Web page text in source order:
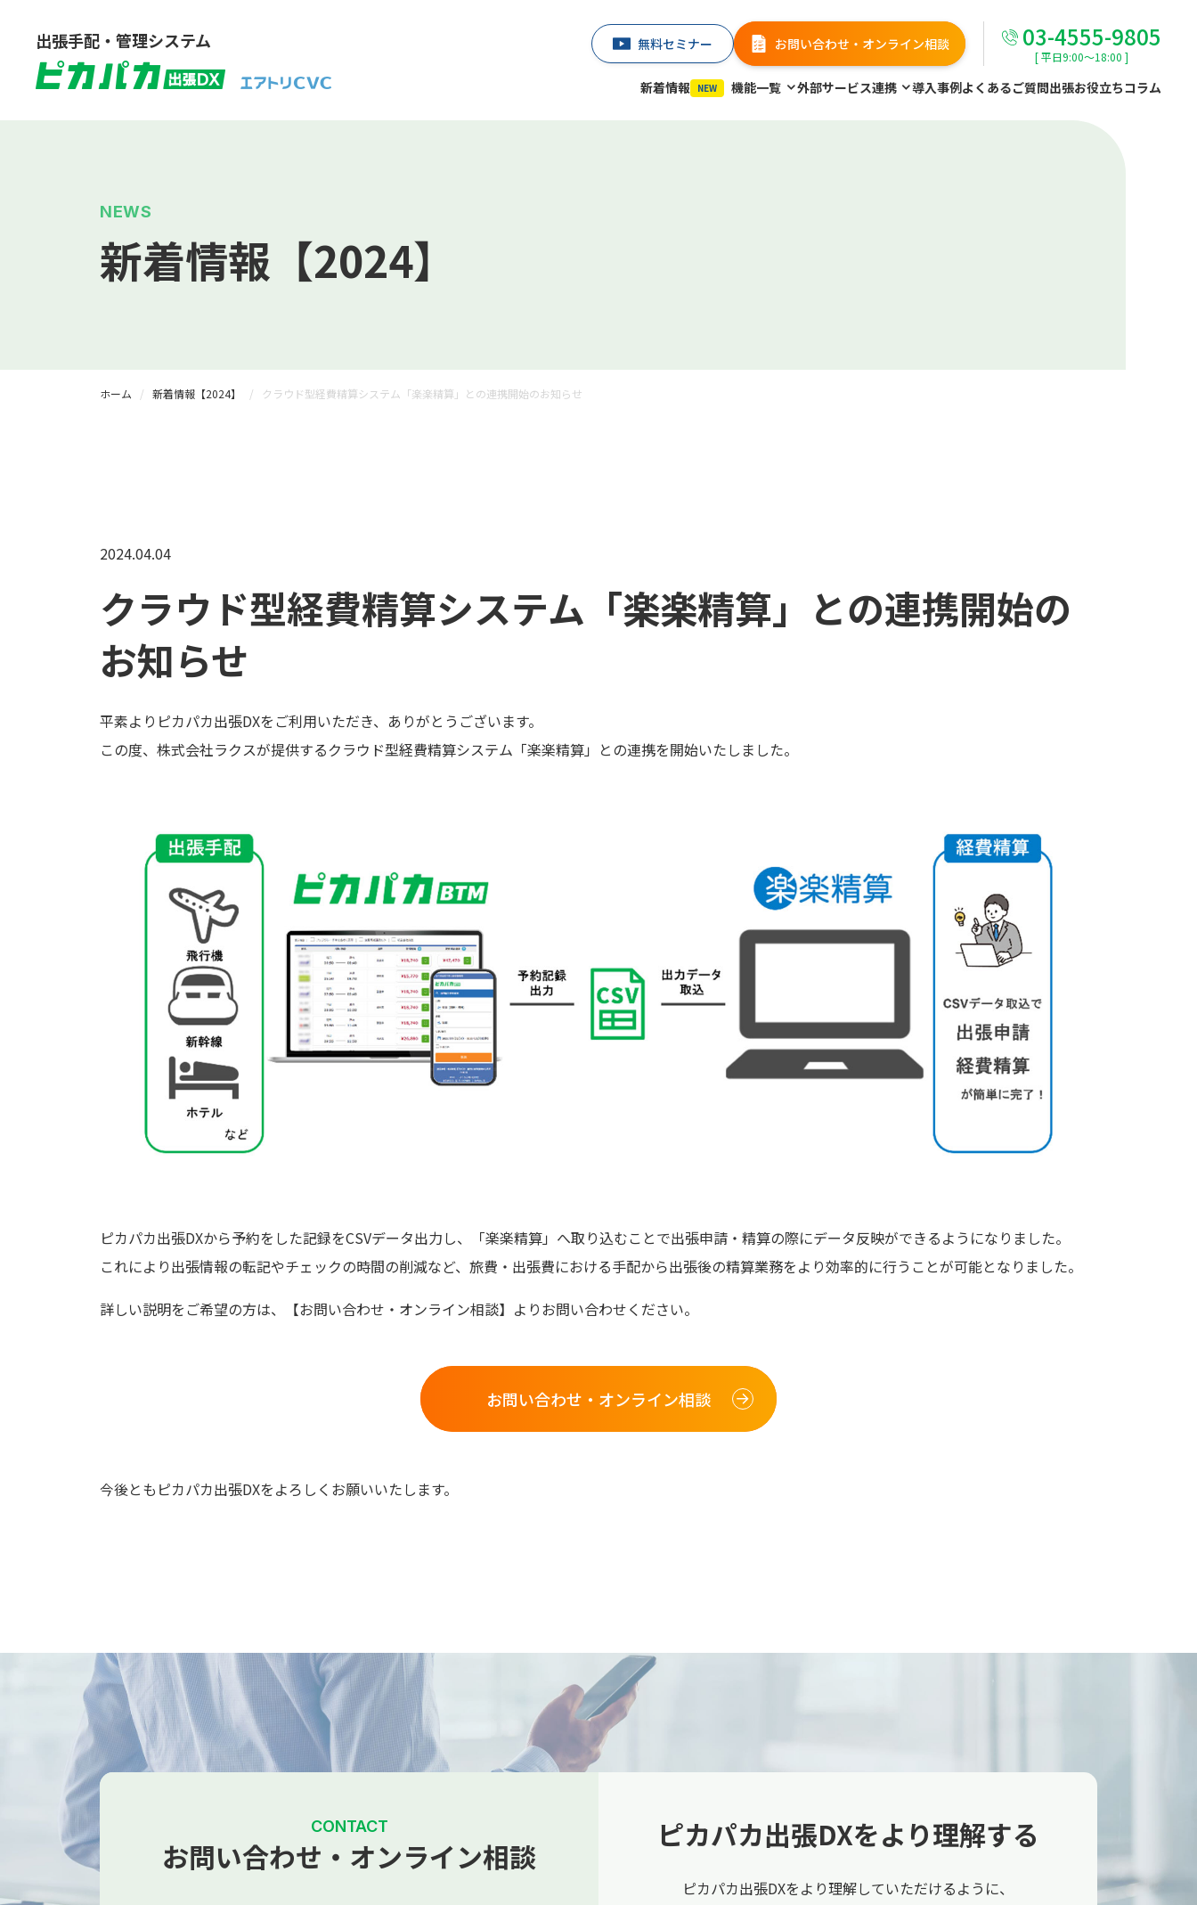
出張手配・管理システム 無料セミナー お問い合わせ・オンライン相談 03-4555-9805
[ 平日9:00～18:00 ]
新着情報 NEW 機能一覧 外部サービス連携 導入事例よくあるご質問出張お役立ちコラム
NEWS
新着情報【2024】
ホーム 新着情報【2024】 クラウド型経費精算システム「楽楽精算」との連携開始のお知らせ
2024.04.04
クラウド型経費精算システム「楽楽精算」との連携開始の
お知らせ
平素よりピカパカ出張DXをご利用いただき、ありがとうございます。
この度、株式会社ラクスが提供するクラウド型経費精算システム「楽楽精算」との連携を開始いたしました。
ピカパカ出張DXから予約をした記録をCSVデータ出力し、「楽楽精算」へ取り込むことで出張申請・精算の際にデータ反映ができるようになりました。
これにより出張情報の転記やチェックの時間の削減など、旅費・出張費における手配から出張後の精算業務をより効率的に行うことが可能となりました。
詳しい説明をご希望の方は、【お問い合わせ・オンライン相談】よりお問い合わせください。
お問い合わせ・オンライン相談
今後ともピカパカ出張DXをよろしくお願いいたします。
CONTACT
お問い合わせ・オンライン相談
ピカパカ出張DXをより理解する
ピカパカ出張DXをより理解していただけるように、